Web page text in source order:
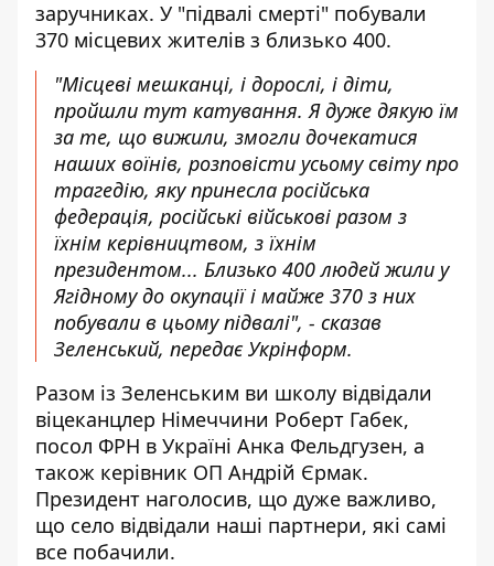
заручниках. У "підвалі смерті" побували
370 місцевих жителів з близько 400.
"Місцеві мешканці, і дорослі, і діти,
пройшли тут катування. Я дуже дякую їм
за те, що вижили, змогли дочекатися
наших воїнів, розповісти усьому світу про
трагедію, яку принесла російська
федерація, російські військові разом з
їхнім керівництвом, з їхнім
президентом... Близько 400 людей жили у
Ягідному до окупації і майже 370 з них
побували в цьому підвалі", - сказав
Зеленський, передає Укрінформ.
Разом із Зеленським ви школу відвідали
віцеканцлер Німеччини Роберт Габек,
посол ФРН в Україні Анка Фельдгузен, а
також керівник ОП Андрій Єрмак.
Президент наголосив, що дуже важливо,
що село відвідали наші партнери, які самі
все побачили.